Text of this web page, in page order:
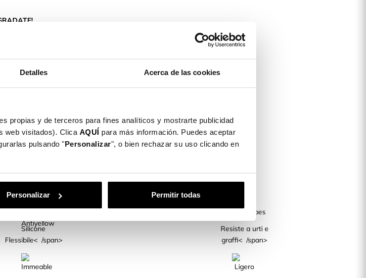
Detalles Acerca de las cookies
propias y de terceros para fines analíticos y mostrarte publicidad
web visitados). Clica AQUÍ para más información. Puedes aceptar
pulsando "Personalizar", o bien rechazar su uso clicando en
Personalizar Permitir todas
tuo telefono.
DEL PRODOTTO< /h2>
Silicone
Flessibile< /span>
Resiste a urti e
graffi< /span>